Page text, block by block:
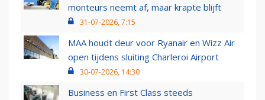
monteurs neemt af, maar krapte blijft
31-07-2026, 7:15
MAA houdt deur voor Ryanair en Wizz Air
open tijdens sluiting Charleroi Airport
30-07-2026, 14:30
Business en First Class steeds